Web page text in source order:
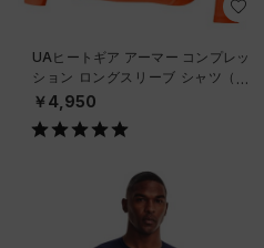
UAヒートギア アーマー コンプレッ
ション ロングスリーブ シャツ（ト
レーニング/MEN）
￥4,950